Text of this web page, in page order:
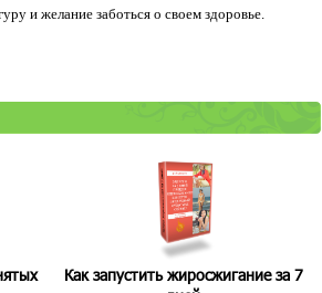
и желание заботься о своем здоровье.
Как запустить жиросжигание за 7